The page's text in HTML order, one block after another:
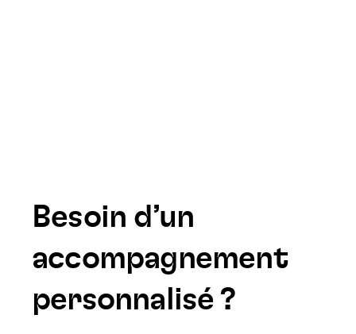
Besoin d’un
accompagnement
personnalisé ?